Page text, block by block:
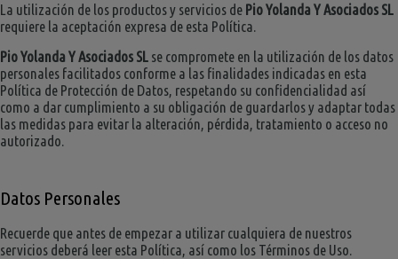
La utilización de los productos y servicios de Pio Yolanda Y Asociados SL
requiere la aceptación expresa de esta Política.
Pio Yolanda Y Asociados SL se compromete en la utilización de los datos
personales facilitados conforme a las finalidades indicadas en esta
Política de Protección de Datos, respetando su confidencialidad así
como a dar cumplimiento a su obligación de guardarlos y adaptar todas
las medidas para evitar la alteración, pérdida, tratamiento o acceso no
autorizado.
Datos Personales
Recuerde que antes de empezar a utilizar cualquiera de nuestros
servicios deberá leer esta Política, así como los Términos de Uso.